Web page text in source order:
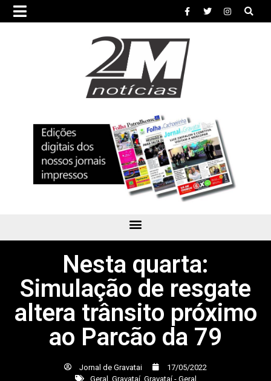
Nesta quarta:
Simulação de resgate
altera trânsito próximo
ao Parcão da 79
Jornal de Gravatai
17/05/2022
Geral
Gravataí, Gravataí - Geral